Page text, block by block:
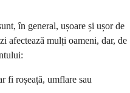
în general, ușoare și ușor de
afectează mulți oameni, dar, de
fi roșeață, umflare sau